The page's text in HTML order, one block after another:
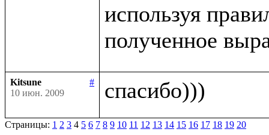
используя
полученное
Kitsune
#
10 июн. 2009
Страницы: 1 2 3 4 5 6 7 8 9 10 11 12 13 14 15 16 17 18 19 20